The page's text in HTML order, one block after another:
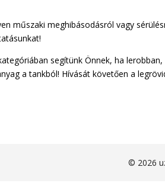
műszaki meghibásodásról vagy
segítünk Önnek, ha
a tankból! Hívását követően a
© 2026